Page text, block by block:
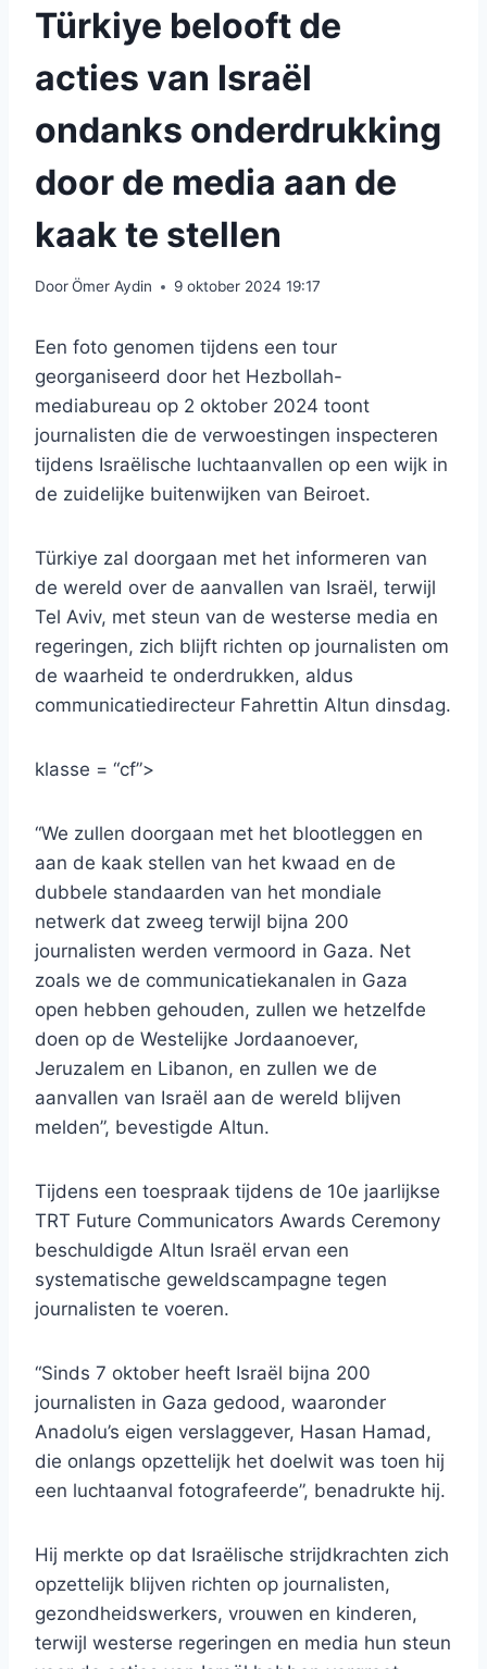
Türkiye belooft de
acties van Israël
ondanks onderdrukking
door de media aan de
kaak te stellen
DoorÖmer Aydin 9 oktober 2024 19:17
Een foto genomen tijdens een tour
georganiseerd door het Hezbollah-
mediabureau op 2 oktober 2024 toont
journalisten die de verwoestingen inspecteren
tijdens Israëlische luchtaanvallen op een wijk in
de zuidelijke buitenwijken van Beiroet.
Türkiye zal doorgaan met het informeren van
de wereld over de aanvallen van Israël, terwijl
Tel Aviv, met steun van de westerse media en
regeringen, zich blijft richten op journalisten om
de waarheid te onderdrukken, aldus
communicatiedirecteur Fahrettin Altun dinsdag.
klasse = “cf”>
“We zullen doorgaan met het blootleggen en
aan de kaak stellen van het kwaad en de
dubbele standaarden van het mondiale
netwerk dat zweeg terwijl bijna 200
journalisten werden vermoord in Gaza. Net
zoals we de communicatiekanalen in Gaza
open hebben gehouden, zullen we hetzelfde
doen op de Westelijke Jordaanoever,
Jeruzalem en Libanon, en zullen we de
aanvallen van Israël aan de wereld blijven
melden”, bevestigde Altun.
Tijdens een toespraak tijdens de 10e jaarlijkse
TRT Future Communicators Awards Ceremony
beschuldigde Altun Israël ervan een
systematische geweldscampagne tegen
journalisten te voeren.
“Sinds 7 oktober heeft Israël bijna 200
journalisten in Gaza gedood, waaronder
Anadolu’s eigen verslaggever, Hasan Hamad,
die onlangs opzettelijk het doelwit was toen hij
een luchtaanval fotografeerde”, benadrukte hij.
Hij merkte op dat Israëlische strijdkrachten zich
opzettelijk blijven richten op journalisten,
gezondheidswerkers, vrouwen en kinderen,
terwijl westerse regeringen en media hun steun